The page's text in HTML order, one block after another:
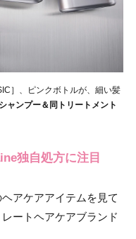
］、ピンクボトルが、細い髪
ャンプー＆同トリートメント
独自処方に注目
アケアアイテムを見て
ートヘアケアブランド